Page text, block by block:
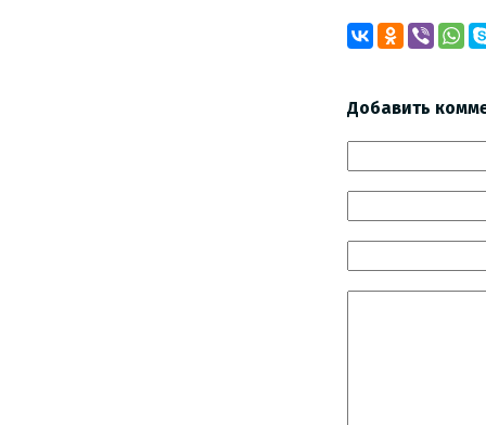
Добавить